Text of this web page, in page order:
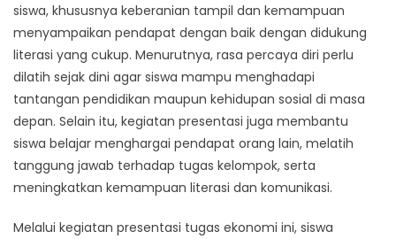
siswa, khususnya keberanian tampil dan kemampuan
menyampaikan pendapat dengan baik dengan didukung
literasi yang cukup. Menurutnya, rasa percaya diri perlu
dilatih sejak dini agar siswa mampu menghadapi
tantangan pendidikan maupun kehidupan sosial di masa
depan. Selain itu, kegiatan presentasi juga membantu
siswa belajar menghargai pendapat orang lain, melatih
tanggung jawab terhadap tugas kelompok, serta
meningkatkan kemampuan literasi dan komunikasi.
Melalui kegiatan presentasi tugas ekonomi ini, siswa